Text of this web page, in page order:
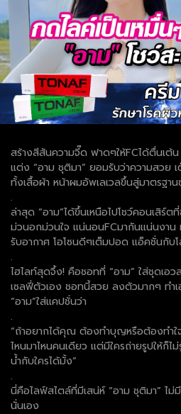
สร้างสีสันความจี๊ด ฟาดๆให้FCได้ตื่นเต้
แต่ง “อาม ชุติมา” ยอมรับว่าความสวย
ทั้งเสื้อผ้า หน้าผมอัพเลเวลขึ้นสู่มาตรฐาน
.
ล่าสุด “อาม”ได้ขึ้นเหนือไปโชว์คอนเสิร์ต
ม่วนอกม่วนใจ แน่นอนFCมากันแน่นงาน
รับอากาศ โอโซนดีๆเต็มปอด แอ็คชั่นกับ
.
ไฮไลท์สุดจึ้ง! คือชอทที่ “อาม” ใส่ชุดเ
เซลฟี่ตัวเอง ชอทนี้สวย ลงตัวมากๆ ทำ
“อาม”ใส่แคปชั่นว่า
.
“ถ้าอยากได้คุณ ต้องทำบุญหรือต้องทำใจ
ไหนมาไหนคนเดียว แต่มีใครถ่ายรูปให้ก็
น้ำกับใครได้มั้ง”
.
นี่คือไลฟ์สไตล์ที่มีเสน่ห์ “อาม ชุติมา” ไม่มี
นั่นเอง